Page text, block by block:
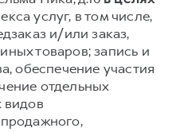
клиентам
клиентов
услуг, в том числе,
и/или заказ,
товаров; запись и
обеспечение участия
отдельных
видов